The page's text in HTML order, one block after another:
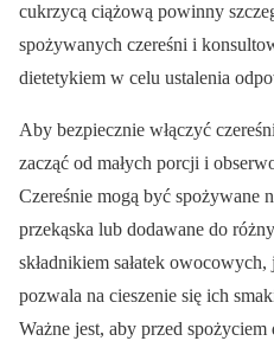
cukrzycą ciążową powinny
spożywanych czereśni i
dietetykiem w celu ustalenia
Aby bezpiecznie włączyć
zacząć od małych porcji i
Czereśnie mogą być spożywane
przekąska lub dodawane do
składnikiem sałatek
pozwala na cieszenie się ich
Ważne jest, aby przed